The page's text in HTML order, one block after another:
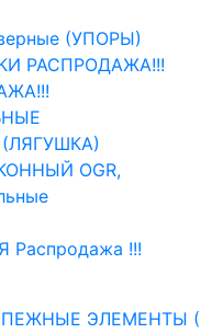
(УПОРЫ)
РАСПРОДАЖА!!!
OGR,
!!!
ЭЛЕМЕНТЫ (